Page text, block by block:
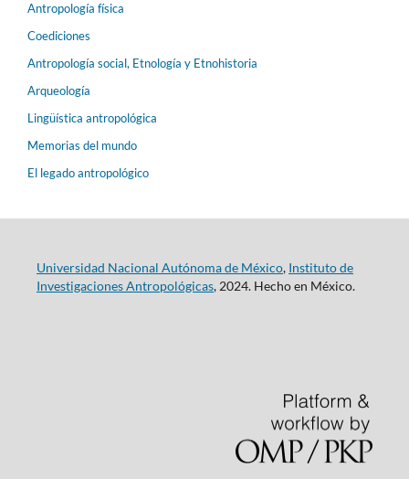
Antropología física
Coediciones
Antropología social, Etnología y Etnohistoria
Arqueología
Lingüística antropológica
Memorias del mundo
El legado antropológico
Universidad Nacional Autónoma de México, Instituto de
Investigaciones Antropológicas, 2024. Hecho en México.